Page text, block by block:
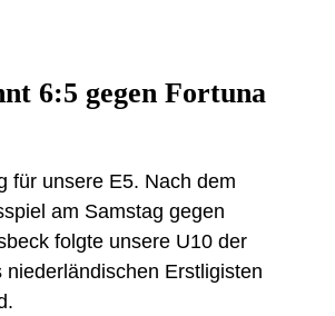
6:5 gegen Fortuna
für unsere E5. Nach dem
am Samstag gegen
folgte unsere U10 der
niederländischen Erstligisten